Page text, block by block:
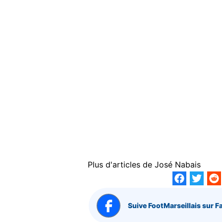
Plus d'articles de José Nabais
Suive FootMarseillais sur